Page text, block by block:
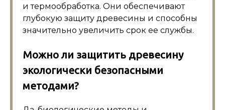
и термообработка. Они обеспечивают
глубокую защиту древесины и способны
значительно увеличить срок ее службы.
Можно ли защитить древесину
экологически безопасными
методами?